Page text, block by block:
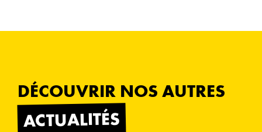
DÉCOUVRIR NOS AUTRES
ACTUALITÉS